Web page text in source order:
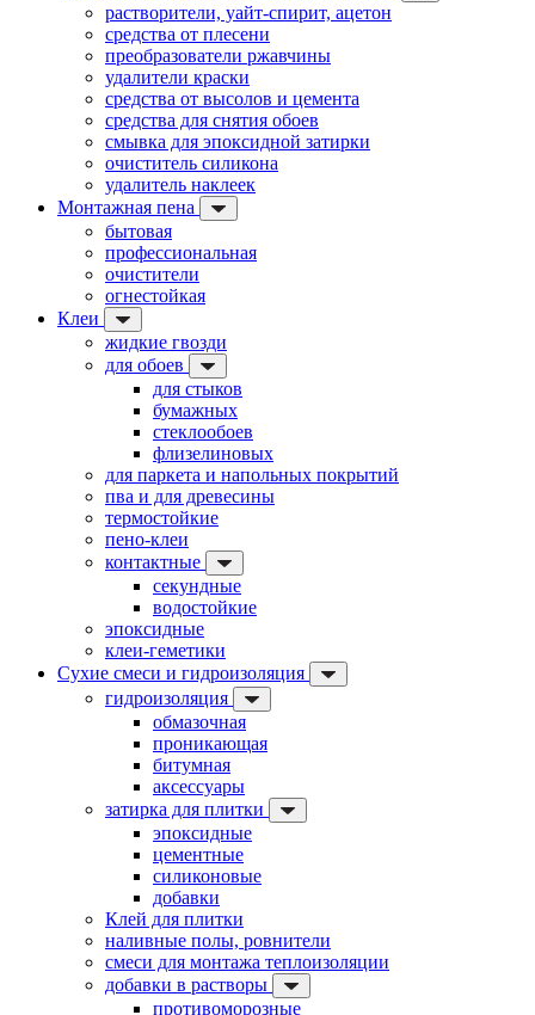
растворители, уайт-спирит, ацетон
средства от плесени
преобразователи ржавчины
удалители краски
средства от высолов и цемента
средства для снятия обоев
смывка для эпоксидной затирки
очиститель силикона
удалитель наклеек
Монтажная пена
бытовая
профессиональная
очистители
огнестойкая
Клеи
жидкие гвозди
для обоев
для стыков
бумажных
стеклообоев
флизелиновых
для паркета и напольных покрытий
пва и для древесины
термостойкие
пено-клеи
контактные
секундные
водостойкие
эпоксидные
клеи-геметики
Сухие смеси и гидроизоляция
гидроизоляция
обмазочная
проникающая
битумная
аксессуары
затирка для плитки
эпоксидные
цементные
силиконовые
добавки
Клей для плитки
наливные полы, ровнители
смеси для монтажа теплоизоляции
добавки в растворы
противоморозные